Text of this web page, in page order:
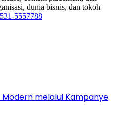
dunia bisnis, dan tokoh
5557788
Modern melalui Kampanye